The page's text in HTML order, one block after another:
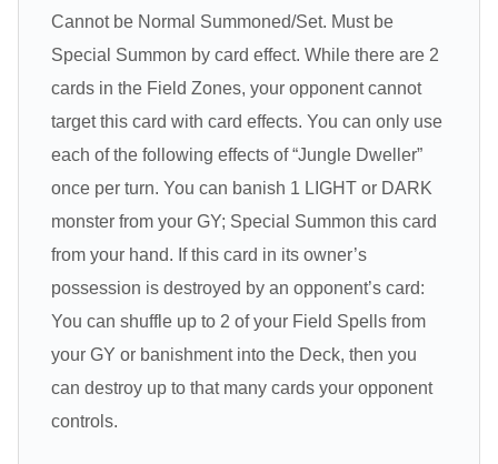
Cannot be Normal Summoned/Set. Must be
Special Summon by card effect. While there are 2
cards in the Field Zones, your opponent cannot
target this card with card effects. You can only use
each of the following effects of “Jungle Dweller”
once per turn. You can banish 1 LIGHT or DARK
monster from your GY; Special Summon this card
from your hand. If this card in its owner’s
possession is destroyed by an opponent’s card:
You can shuffle up to 2 of your Field Spells from
your GY or banishment into the Deck, then you
can destroy up to that many cards your opponent
controls.